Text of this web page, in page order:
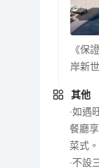
《保
岸新
其他
‧如遇
餐廳
菜式
‧不設